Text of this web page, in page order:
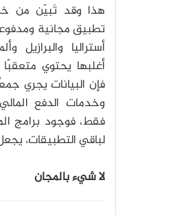
هذا وقد تَبيّن من
تطبيق مجانية
أستراليا والبرازيل
أغلبها يحتوي متعقبًا
فإن البيانات يجري
وخدمات الدفع
فقط، فوجود برامج
لباقي التطبيقات،
لا شيء بالمجان